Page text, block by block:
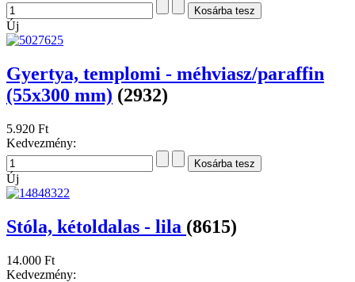
Új
Gyertya, templomi - méhviasz/paraffin
(55x300 mm) (2932)
5.920 Ft
Kedvezmény:
Új
Stóla, kétoldalas - lila (8615)
14.000 Ft
Kedvezmény: